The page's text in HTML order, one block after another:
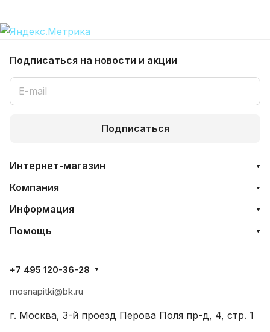
Подписаться на новости и акции
Подписаться
Интернет-магазин
Компания
Информация
Помощь
+7 495 120-36-28
mosnapitki@bk.ru
г. Москва, 3-й проезд Перова Поля пр-д, 4, стр. 1